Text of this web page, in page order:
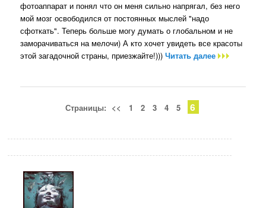
фотоаппарат и понял что он меня сильно напрягал, без него
мой мозг освободился от постоянных мыслей "надо
сфоткать". Теперь больше могу думать о глобальном и не
заморачиваться на мелочи) А кто хочет увидеть все красоты
этой загадочной страны, приезжайте!)))Читать далее
Страницы: << 1 2 3 4 5 6